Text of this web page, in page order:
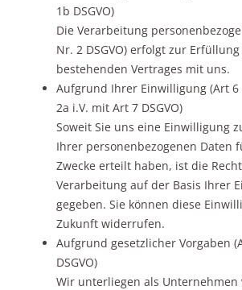
1b DSGVO)
Die Verarbeitung
Nr. 2 DSGVO) erfolgt zur Erfüllung
bestehenden Vertrages mit uns.
Aufgrund Ihrer Einwilligung (Art 6
2a i.V. mit Art 7 DSGVO)
Soweit Sie uns eine Einwilligung
Ihrer personenbezogenen Daten
Zwecke erteilt haben, ist die
Verarbeitung auf der Basis Ihrer
gegeben. Sie können diese
Zukunft widerrufen.
Aufgrund gesetzlicher Vorgaben
DSGVO)
Wir unterliegen als Unternehmen